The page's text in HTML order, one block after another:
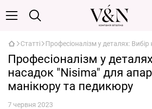
Статті Професіоналізм у деталях:
Професіоналізм у
насадок "Nisima" для
манікюру та педикюру
7 червня 2023